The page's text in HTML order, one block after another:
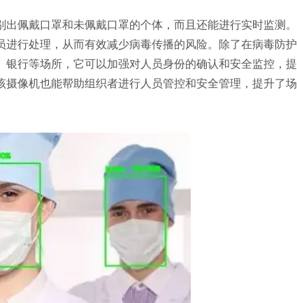
佩戴口罩和未佩戴口罩的个体，而且还能进行实时监测。
行处理，从而有效减少病毒传播的风险。除了在病毒防护
行等场所，它可以加强对人员身份的确认和安全监控，提
像机也能帮助组织者进行人员管控和安全管理，提升了场